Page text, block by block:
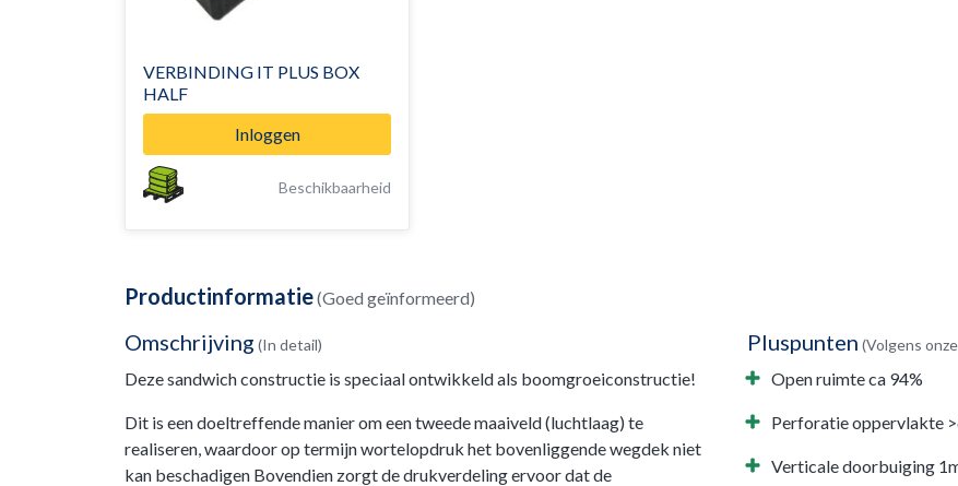
VERBINDING IT PLUS BOX
HALF
Inloggen
Beschikbaarheid
Productinformatie(Goed geïnformeerd)
Omschrijving (In detail)
Deze sandwich constructie is speciaal ontwikkeld als boomgroeiconstructie!
Dit is een doeltreffende manier om een tweede maaiveld (luchtlaag) te
realiseren, waardoor op termijn wortelopdruk het bovenliggende wegdek niet
kan beschadigen Bovendien zorgt de drukverdeling ervoor dat de
Pluspunten (Volgens
Open ruimte ca 94%
Perforatie oppervlakte
Verticale doorbuiging